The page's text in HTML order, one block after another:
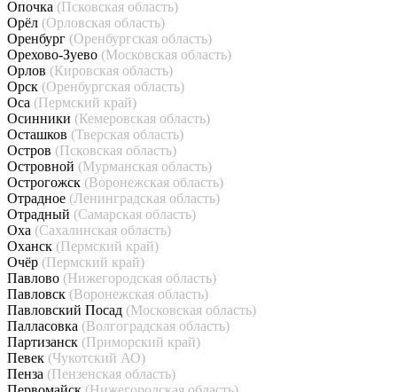
Опочка (Псковская область)
Орёл (Орловская область)
Оренбург (Оренбургская область)
Орехово-Зуево (Московская область)
Орлов (Кировская область)
Орск (Оренбургская область)
Оса (Пермский край)
Осинники (Кемеровская область)
Осташков (Тверская область)
Остров (Псковская область)
Островной (Мурманская область)
Острогожск (Воронежская область)
Отрадное (Ленинградская область)
Отрадный (Самарская область)
Оха (Сахалинская область)
Оханск (Пермский край)
Очёр (Пермский край)
Павлово (Нижегородская область)
Павловск (Воронежская область)
Павловский Посад (Московская область)
Палласовка (Волгоградская область)
Партизанск (Приморский край)
Певек (Чукотский АО)
Пенза (Пензенская область)